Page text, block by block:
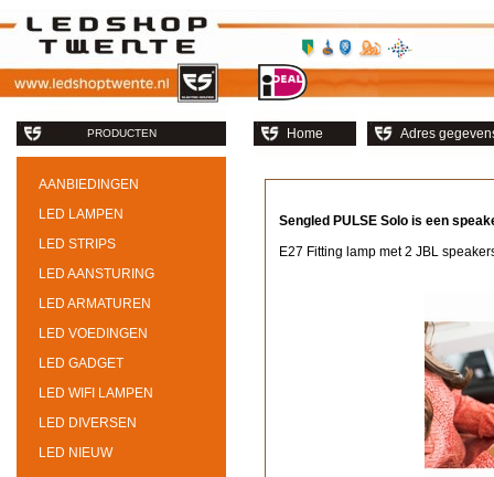
PRODUCTEN
AANBIEDINGEN
LED LAMPEN
LED STRIPS
LED AANSTURING
LED ARMATUREN
LED VOEDINGEN
LED GADGET
LED WIFI LAMPEN
LED DIVERSEN
LED NIEUW
Home Adres
Sengled PULSE Solo is een
E27 Fitting lamp met 2 JBL